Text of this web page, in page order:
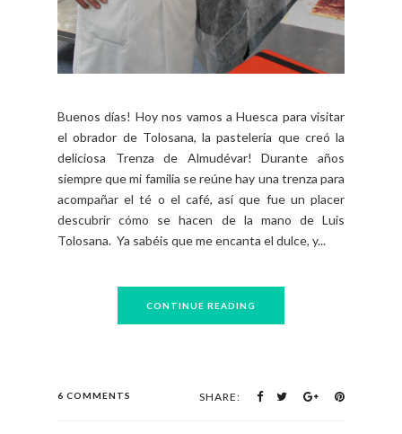
Buenos días! Hoy nos vamos a Huesca para visitar
el obrador de Tolosana, la pastelería que creó la
deliciosa Trenza de Almudévar! Durante años
siempre que mi familia se reúne hay una trenza para
acompañar el té o el café, así que fue un placer
descubrir cómo se hacen de la mano de Luis
Tolosana. Ya sabéis que me encanta el dulce, y...
CONTINUE READING
6 COMMENTS SHARE: